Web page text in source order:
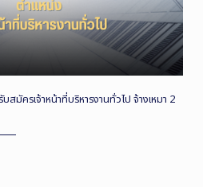
มัครเจ้าหน้าที่บริหารงานทั่วไป จ้างเหมา 2